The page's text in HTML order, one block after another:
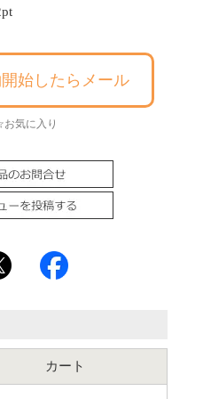
始したらメール
気に入り
カート